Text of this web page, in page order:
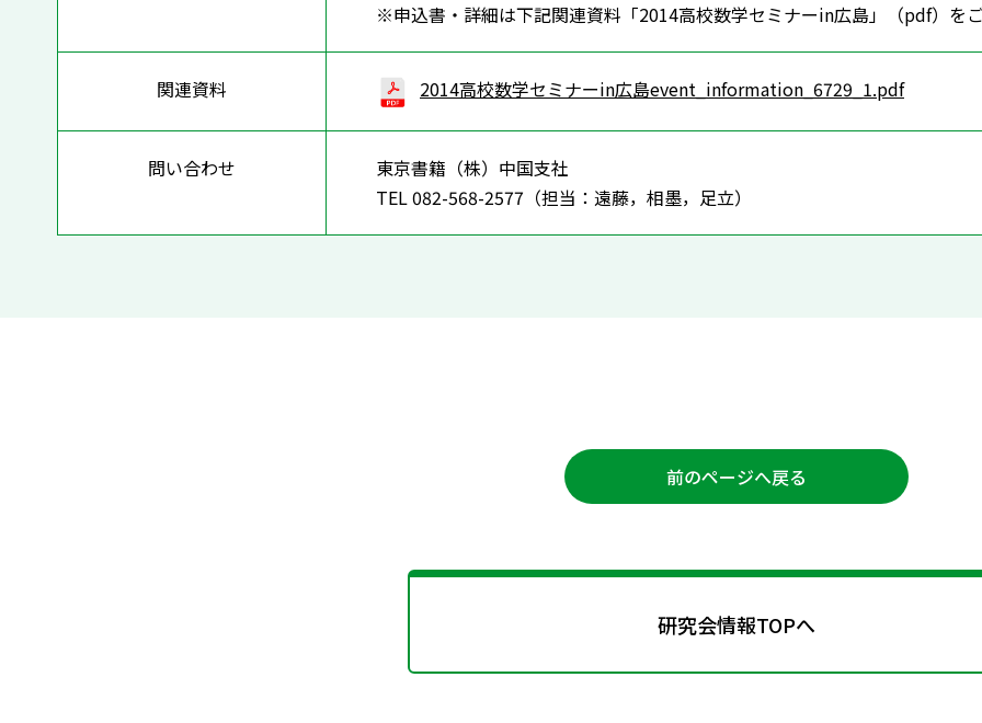
※申込書・詳細は下記関連資料「2014高校数学セミナーin広島」（pdf）を
関連資料 2014高校数学セミナーin広島event_information_6729_1.pdf
問い合わせ
東京書籍（株）中国支社
TEL 082-568-2577（担当：遠藤，相墨，足立）
前のページへ戻る
研究会情報TOPへ